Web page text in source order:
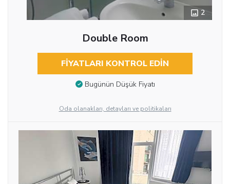
2
Double Room
FIYATLARI KONTROL EDIN
Bugünün Düşük Fiyatı
Oda olanakları, detayları ve politikaları